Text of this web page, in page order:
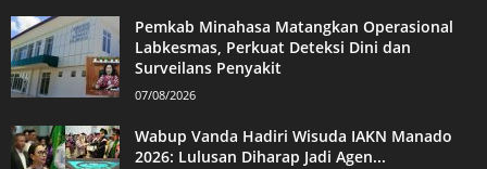
Pemkab Minahasa Matangkan Operasional
Labkesmas, Perkuat Deteksi Dini dan
Surveilans Penyakit
07/08/2026
Wabup Vanda Hadiri Wisuda IAKN Manado
2026: Lulusan Diharap Jadi Agen...